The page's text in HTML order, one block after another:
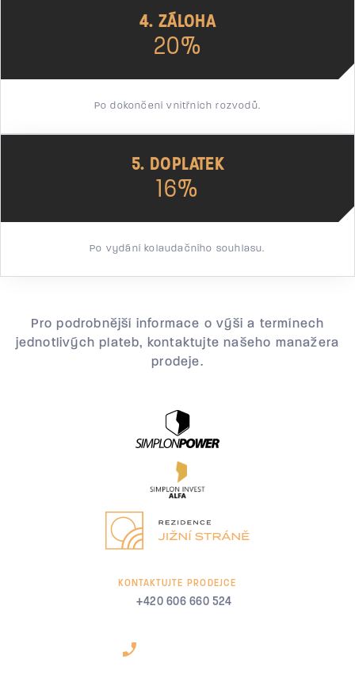
4. ZÁLOHA
20%
Po dokončení vnitřních rozvodů.
5. DOPLATEK
16%
Po vydání kolaudačního souhlasu.
Pro podrobnější informace o výši a termínech
jednotlivých plateb, kontaktujte našeho manažera
prodeje.
KONTAKTUJTE PRODEJCE
+420 606 660 524